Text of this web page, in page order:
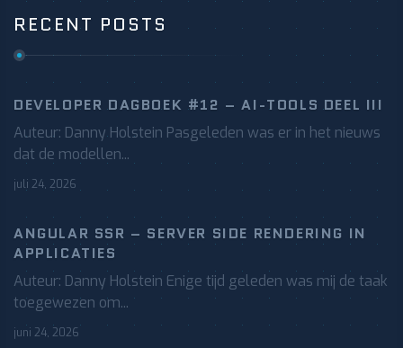
RECENT POSTS
DEVELOPER DAGBOEK #12 – AI-TOOLS DEEL III
Auteur: Danny Holstein Pasgeleden was er in het nieuws
dat de modellen...
juli 24, 2026
ANGULAR SSR – SERVER SIDE RENDERING IN
APPLICATIES
Auteur: Danny Holstein Enige tijd geleden was mij de taak
toegewezen om...
juni 24, 2026